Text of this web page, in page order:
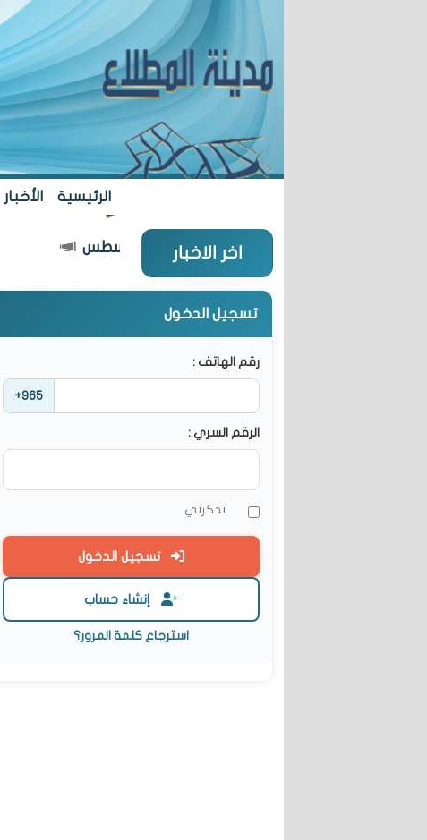
الرئيسية الأخبار
اخر الاخبارافتتاح "تعاونية المطلاع" 27 أغسطس
تسجيل الدخول
رقم الهاتف :
+965
الرقم السري :
تذكرني
تسجيل الدخول
إنشاء حساب
استرجاع كلمة المرور؟